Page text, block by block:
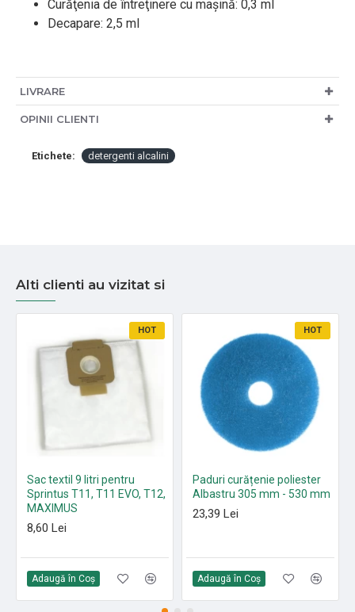
Curăţenia de întreţinere cu maşină: 0,3 ml
Decapare: 2,5 ml
LIVRARE
OPINII CLIENTI
Etichete: detergenti alcalini
Alti clienti au vizitat si
HOT
Sac textil 9 litri pentru
Sprintus T11, T11 EVO, T12,
MAXIMUS
8,60 Lei
Adaugă în Coş
HOT
Paduri curățenie poliester
Albastru 305 mm - 530 mm
23,39 Lei
Adaugă în Coş